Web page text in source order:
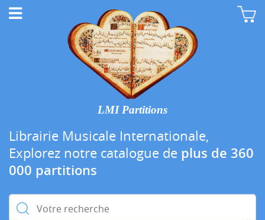
LMI Partitions
Librairie Musicale Internationale,
Explorez notre catalogue de plus de 360
000 partitions
Rechercher :